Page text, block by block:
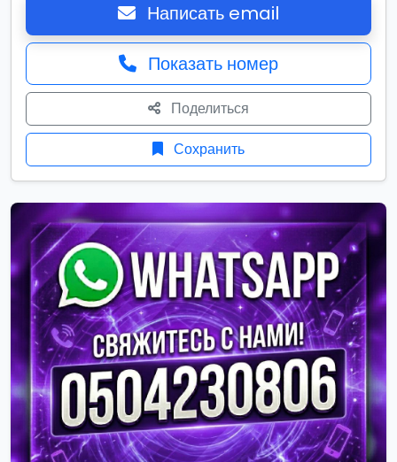
Написать email
Показать номер
Поделиться
Сохранить